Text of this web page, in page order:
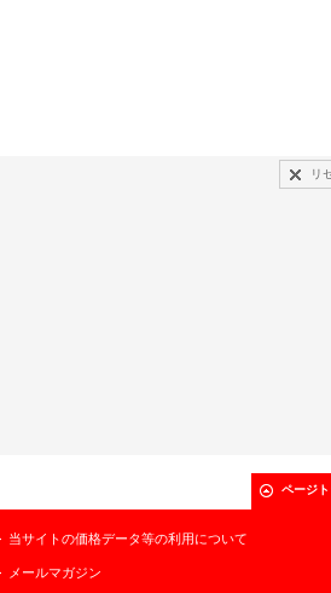
リ
ページ
当サイトの価格データ等の利用について
メールマガジン